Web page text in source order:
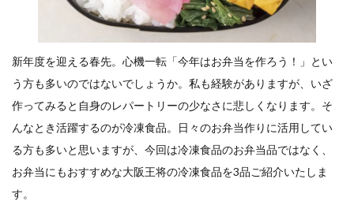
新年度を迎える春先。心機一転「今年はお弁当を作ろう！」 とい
う方も多いのではないでしょうか。私も経験がありますが、 いざ
作ってみると自身のレパートリーの少なさに悲しくなります。 そ
んなとき活躍するのが冷凍食品。
日々のお弁当作りに活用してい
る方も多いと思いますが、 今回は冷凍食品のお弁当品ではなく、
お弁当にもおすすめな大阪王将の冷凍食品を3品ご紹介いたしま
す。
麻婆豆腐
麻辣湯 通販 質問
節約
米飯
羽根つき スタミナ肉餃子
羽根つきタン塩餃子
羽根つき餃子
肉ニラ水餃子
肉まん・豚まん
肉餃子 豚まん
膨らむ
蒸籠
衛生管理
袋入り餃子
謹製 羽根つき なにわのお好み餃子
豆苗
大阪王将
夏
5フリー
お酒
おうちde街中華コミュニティ
おうちごはん
おでん